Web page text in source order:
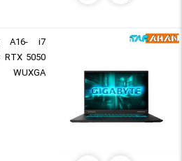
A16- i7
RTX 5050
WUXGA